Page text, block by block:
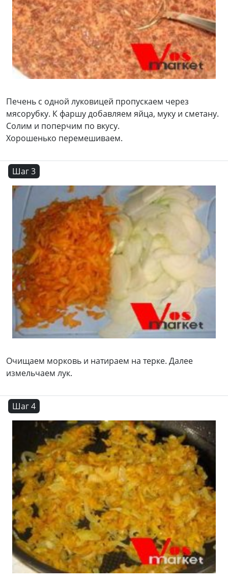
Печень с одной луковицей пропускаем через
мясорубку. К фаршу добавляем яйца, муку и сметану.
Солим и поперчим по вкусу.
Хорошенько перемешиваем.
Шаг 3
Очищаем морковь и натираем на терке. Далее
измельчаем лук.
Шаг 4